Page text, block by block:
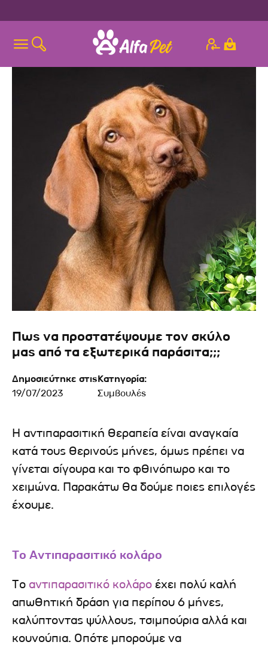
Πως να προστατέψουμε τον σκύλο
μας από τα εξωτερικά παράσιτα;;;
Δημοσιεύτηκε στις
19/07/2023
Κατηγορία:
Συμβουλές
Η αντιπαρασιτική θεραπεία είναι αναγκαία
κατά τους θερινούς μήνες, όμως πρέπει να
γίνεται σίγουρα και το φθινόπωρο και το
χειμώνα. Παρακάτω θα δούμε ποιες επιλογές
έχουμε.
Το Αντιπαρασιτικό κολάρο
Το αντιπαρασιτικό κολάρο έχει πολύ καλή
απωθητική δράση για περίπου 6 μήνες,
καλύπτοντας ψύλλους, τσιμπούρια αλλά και
κουνούπια. Οπότε μπορούμε να